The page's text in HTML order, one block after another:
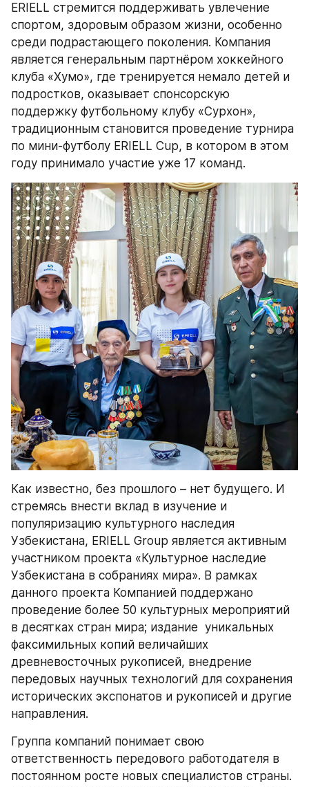
ERIELL стремится поддерживать увлечение
спортом, здоровым образом жизни, особенно
среди подрастающего поколения. Компания
является генеральным партнёром хоккейного
клуба «Хумо», где тренируется немало детей и
подростков, оказывает спонсорскую
поддержку футбольному клубу «Сурхон»,
традиционным становится проведение турнира
по мини-футболу ERIELL Cup, в котором в этом
году принимало участие уже 17 команд.
Как известно, без прошлого – нет будущего. И
стремясь внести вклад в изучение и
популяризацию культурного наследия
Узбекистана, ERIELL Group является активным
участником проекта «Культурное наследие
Узбекистана в собраниях мира». В рамках
данного проекта Компанией поддержано
проведение более 50 культурных мероприятий
в десятках стран мира; издание  уникальных
факсимильных копий величайших
древневосточных рукописей, внедрение
передовых научных технологий для сохранения
исторических экспонатов и рукописей и другие
направления.
Группа компаний понимает свою
ответственность передового работодателя в
постоянном росте новых специалистов страны.